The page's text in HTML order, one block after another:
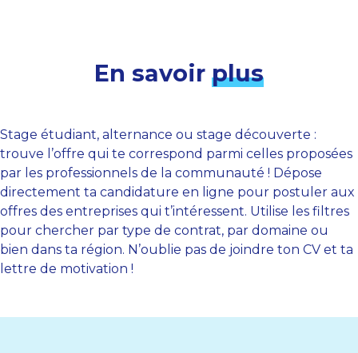
En savoir plus
Stage étudiant, alternance ou stage découverte :
trouve l’offre qui te correspond parmi celles proposées
par les professionnels de la communauté ! Dépose
directement ta candidature en ligne pour postuler aux
offres des entreprises qui t’intéressent. Utilise les filtres
pour chercher par type de contrat, par domaine ou
bien dans ta région. N’oublie pas de joindre ton CV et ta
lettre de motivation !